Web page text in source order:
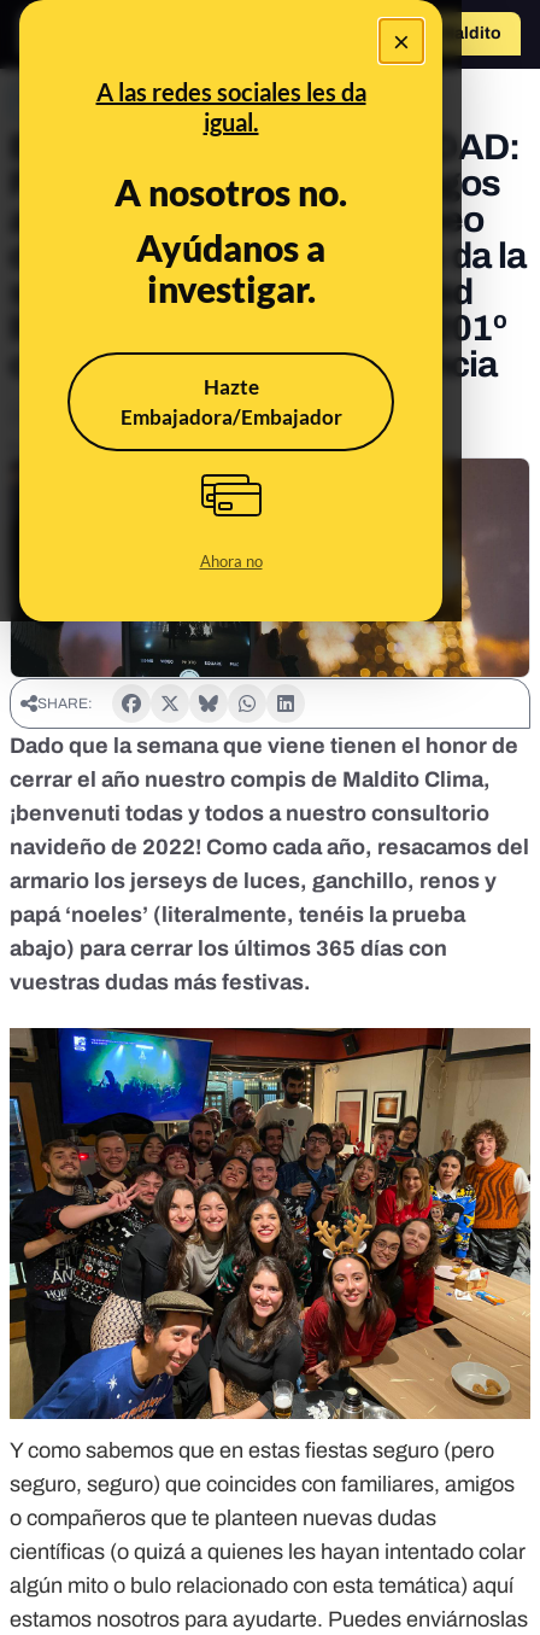
×
A las redes sociales les da
igual.
A nosotros no.
Ayúdanos a
investigar.
Hazte
Embajadora/Embajador
Ahora no
Hazte Maldito
PREBUNKING
EDICIÓN ESPECIAL NAVIDAD:
Funcionamiento de los fuegos
artificiales, el motor del trineo
de Papá Noel y por qué nos da la
sensación de que la Navidad
llega antes cada año en el 201º
consultorio de Maldita Ciencia
Animales
Salud
Publicado elDec 23, 2022, 9:14:00 AM
SHARE:
Dado que la semana que viene tienen el honor de
cerrar el año nuestro compis de Maldito Clima,
¡benvenuti todas y todos a nuestro consultorio
navideño de 2022! Como cada año, resacamos del
armario los jerseys de luces, ganchillo, renos y
papá ‘noeles’ (literalmente, tenéis la prueba
abajo) para cerrar los últimos 365 días con
vuestras dudas más festivas.
Y como sabemos que en estas fiestas seguro (pero
seguro, seguro) que coincides con familiares, amigos
o compañeros que te planteen nuevas dudas
científicas (o quizá a quienes les hayan intentado colar
algún mito o bulo relacionado con esta temática) aquí
estamos nosotros para ayudarte. Puedes enviárnoslas